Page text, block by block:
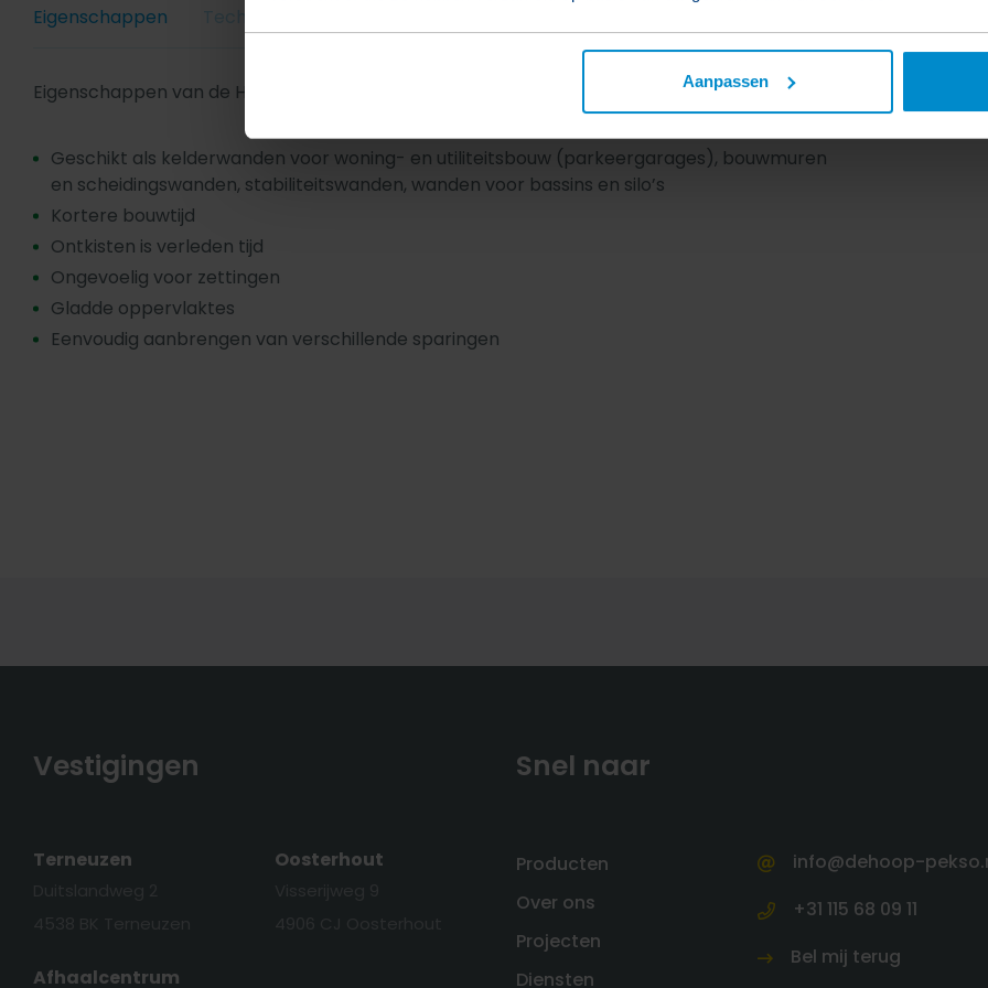
Aanpassen
Eigenschappen
Eigenschappen van de Holle Wand:
Geschikt als kelderwanden voor woning- en utiliteitsbouw (parkeergarages), bouwmuren
en scheidingswanden, stabiliteitswanden, wanden voor bassins en silo’s
Kortere bouwtijd
Ontkisten is verleden tijd
Ongevoelig voor zettingen
Gladde oppervlaktes
Eenvoudig aanbrengen van verschillende sparingen
Vestigingen
Terneuzen Oosterhout
Afhaalcentrum
Snel naar
Producten
Over ons
Projecten
Diensten
info@dehoop-
+31 115 68 09 11
Bel mij terug